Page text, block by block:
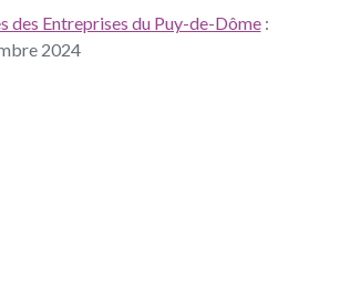
des Entreprises du Puy-de-Dôme:
2024